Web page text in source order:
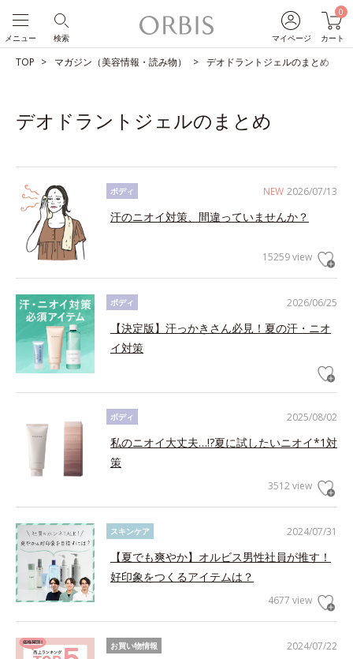
マイページ
0
カート
検索
メニュー
TOP マガジン（美容情報・読み物） デオドラントジェルのまとめ
デオドラントジェルのまとめ
NEW 2026/07/13
ボディ
汗のニオイ対策、間違っていませんか？
15259 view
2026/06/25
ボディ
【決定版】汗っかきさん必見！夏の汗・ニオ
イ対策
2025/08/02
ボディ
私のニオイ大丈夫…!?夏に試したいニオイ*1対
策
3512 view
2024/07/31
スキンケア
【夏でも爽やか】オルビス男性社員が推す！
好印象をつくるアイテムは？
4677 view
2024/07/22
お買い物情報